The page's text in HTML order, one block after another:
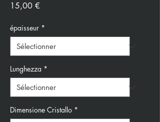
15,00 €
épaisseur *
Lunghezza *
Dimensione Cristallo *